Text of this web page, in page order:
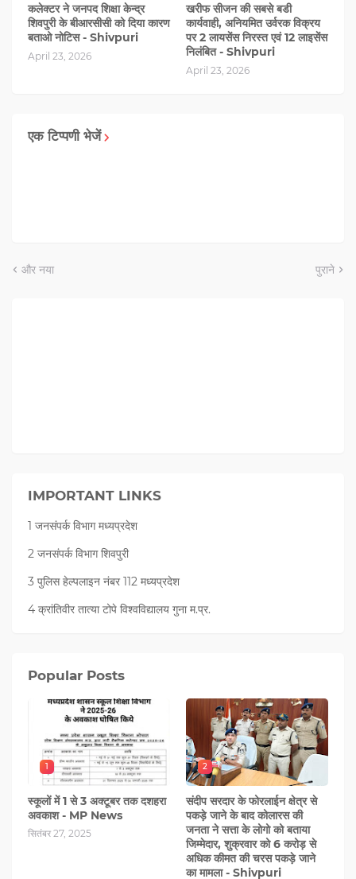
कलेक्टर ने जनपद शिक्षा केन्द्र
शिवपुरी के बीआरसीसी को दिया कारण
बताओ नोटिस - Shivpuri
April 23, 2026
खरीफ सीजन की सबसे बडी
कार्यवाही, अनियमित उर्वरक विक्रय
पर 2 लायसेंस निरस्त एवं 12 लाइसेंस
निलंबित - Shivpuri
April 23, 2026
एक टिप्पणी भेजें
और नया पुराने
IMPORTANT LINKS
1 जनसंपर्क विभाग मध्यप्रदेश
2 जनसंपर्क विभाग शिवपुरी
3 पुलिस हेल्पलाइन नंबर 112 मध्‍यप्रदेश
4 क्रांतिवीर तात्या टोपे विश्वविद्यालय गुना म.प्र.
Popular Posts
1
स्कूलों में 1 से 3 अक्टूबर तक दशहरा
अवकाश - MP News
सितंबर 27, 2025
2
संदीप सरदार के फोरलाईन क्षेत्र से
पकड़े जाने के बाद कोलारस की
जनता ने सत्ता के लोगो को बताया
जिम्मेदार, शुक्रवार को 6 करोड़ से
अधिक कीमत की चरस पकड़े जाने
का मामला - Shivpuri